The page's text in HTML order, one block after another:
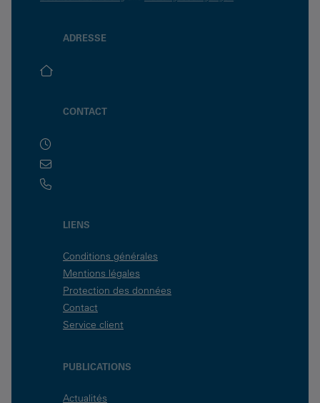
ADRESSE
CONTACT
LIENS
Conditions générales
Mentions légales
Protection des données
Contact
Service client
PUBLICATIONS
Actualités